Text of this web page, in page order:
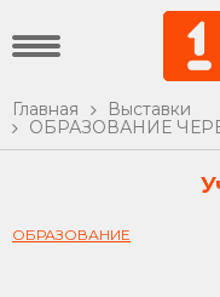
Главная
Выставки
ОБРАЗОВАНИЕ
ОБРАЗОВАНИЕ